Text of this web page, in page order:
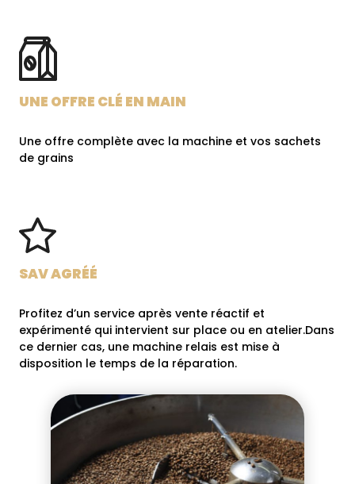
UNE OFFRE CLÉ EN MAIN
Une offre complète avec la machine et vos sachets
de grains
SAV AGRÉÉ
Profitez d’un service après vente réactif et
expérimenté qui intervient sur place ou en atelier.Dans
ce dernier cas, une machine relais est mise à
disposition le temps de la réparation.